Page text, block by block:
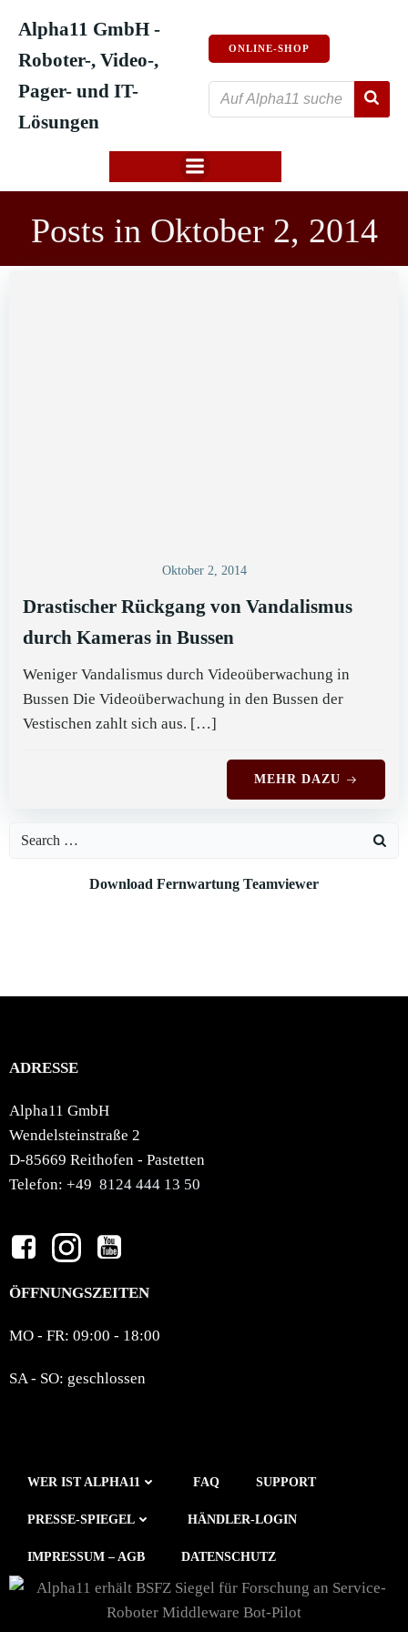
Inhalt
springen
Alpha11 GmbH -
Roboter-, Video-,
Pager- und IT-
Lösungen
ONLINE-SHOP
Posts in Oktober 2, 2014
Oktober 2, 2014
Drastischer Rückgang von Vandalismus
durch Kameras in Bussen
Weniger Vandalismus durch Videoüberwachung in
Bussen Die Videoüberwachung in den Bussen der
Vestischen zahlt sich aus. […]
MEHR DAZU
Search
Download Fernwartung Teamviewer
ADRESSE
Alpha11 GmbH
Wendelsteinstraße 2
D-85669 Reithofen - Pastetten
Telefon: +49 8124 444 13 50
ÖFFNUNGSZEITEN
MO - FR: 09:00 - 18:00
SA - SO: geschlossen
WER IST ALPHA11 FAQ SUPPORT
PRESSE-SPIEGEL HÄNDLER-LOGIN
IMPRESSUM – AGB DATENSCHUTZ